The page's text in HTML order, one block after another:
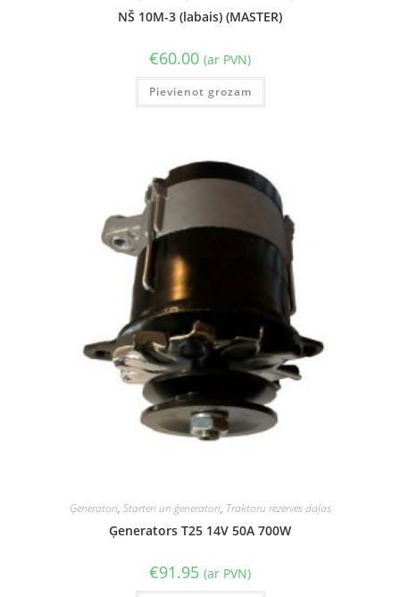
NŠ 10M-3 (labais) (MASTER)
€60.00 (ar PVN)
Pievienot grozam
Ģeneratori, Starteri un ģeneratori, Traktoru rezerves daļas
Ģenerators T25 14V 50A 700W
€91.95 (ar PVN)